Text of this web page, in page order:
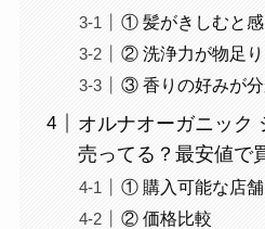
① 髪がきしむと感
② 洗浄力が物足
③ 香りの好みが分
オルナオーガニック
売ってる？最安値で
① 購入可能な店舗
② 価格比較